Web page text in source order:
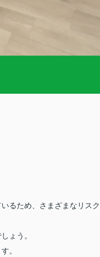
るため、さまざまなリスク
ょう。
。